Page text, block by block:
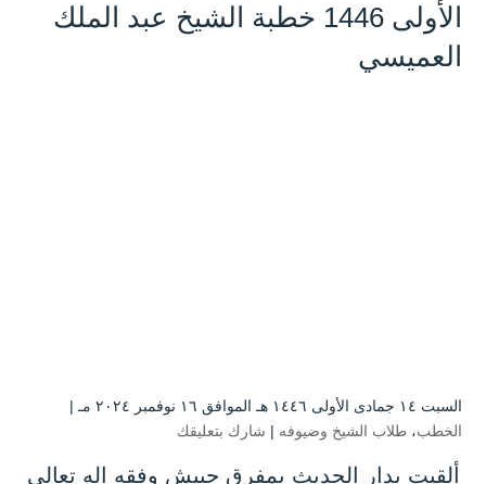
الأولى 1446 خطبة الشيخ عبد الملك
العميسي
السبت ۱٤ جمادى الأولى ۱٤٤٦ هـ الموافق ۱٦ نوفمبر ۲۰۲٤ مـ |
الخطب، طلاب الشيخ وضيوفه | شارك بتعليقك
ألقيت بدار الحديث بمفرق حبيش وفقه اله تعالى